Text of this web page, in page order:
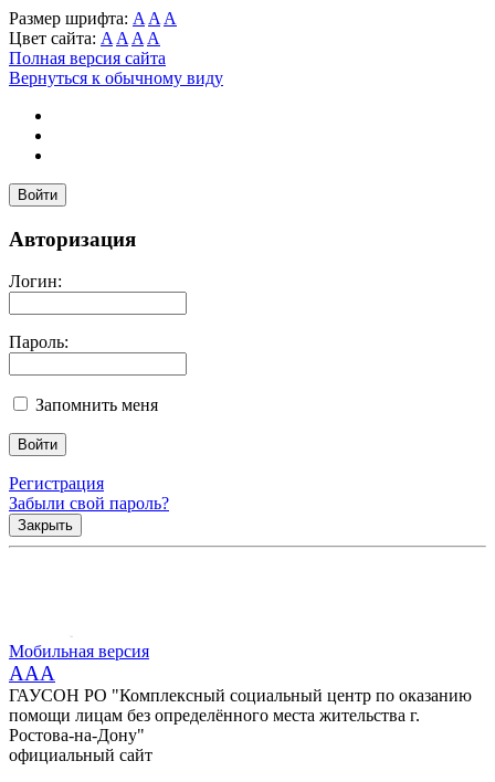
Размер шрифта: A A A
Цвет сайта: A A A A
Полная версия сайта
Вернуться к обычному виду
Войти
Авторизация
Логин:
Пароль:
Запомнить меня
Регистрация
Забыли свой пароль?
Закрыть
Мобильная версия
AAA
ГАУСОН РО "Комплексный социальный центр по оказанию
помощи лицам без определённого места жительства г.
Ростова-на-Дону"
официальный сайт